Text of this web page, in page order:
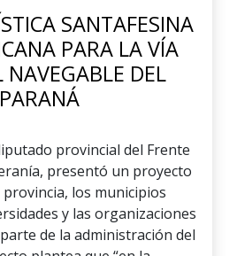
SANTAFESINA
PARA LA VÍA
NAVEGABLE DEL
PARANÁ
provincial del Frente
presentó un proyecto
los municipios
y las organizaciones
de la administración del